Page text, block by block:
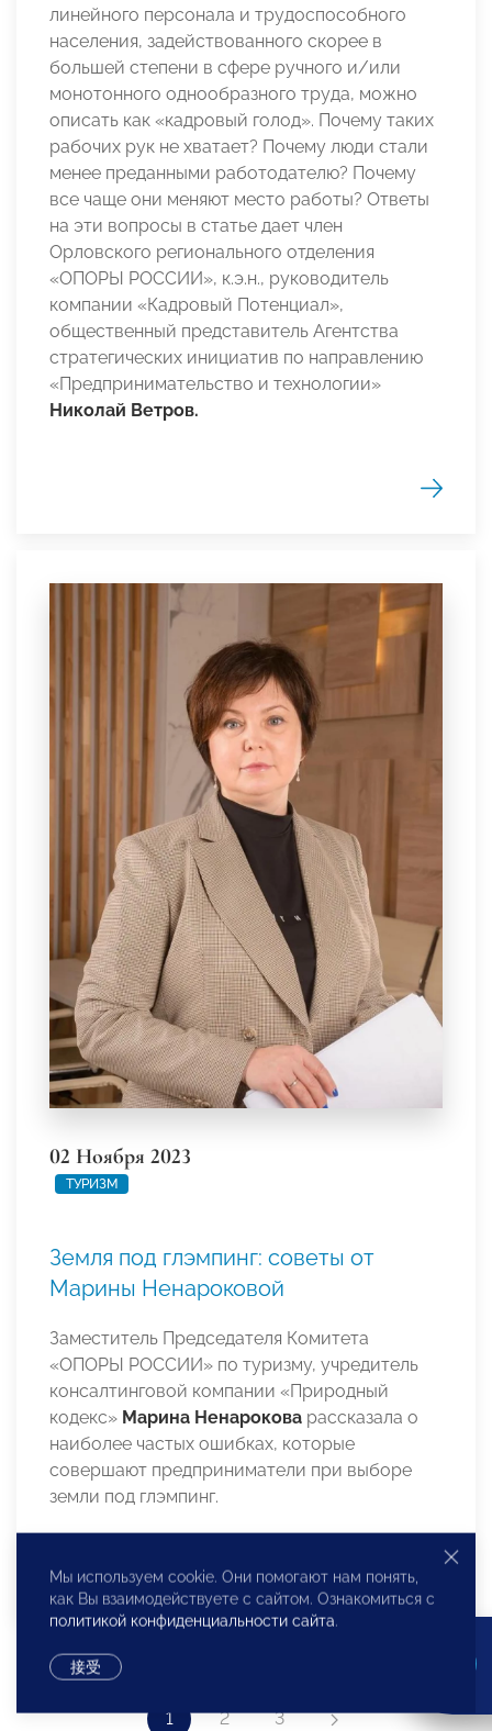
линейного персонала и трудоспособного
населения, задействованного скорее в
большей степени в сфере ручного и/или
монотонного однообразного труда, можно
описать как «кадровый голод». Почему таких
рабочих рук не хватает? Почему люди стали
менее преданными работодателю? Почему
все чаще они меняют место работы? Ответы
на эти вопросы в статье дает член
Орловского регионального отделения
«ОПОРЫ РОССИИ», к.э.н., руководитель
компании «Кадровый Потенциал»,
общественный представитель Агентства
стратегических инициатив по направлению
«Предпринимательство и технологии»
Николай Ветров.
02 Ноября 2023
ТУРИЗМ
Земля под глэмпинг: советы от
Марины Ненароковой
Заместитель Председателя Комитета
«ОПОРЫ РОССИИ» по туризму, учредитель
консалтинговой компании «Природный
кодекс» Марина Ненарокова рассказала о
наиболее частых ошибках, которые
совершают предприниматели при выборе
земли под глэмпинг.
1 2 3
Мы используем cookie. Они помогают нам понять,
как Вы взаимодействуете с сайтом. Ознакомиться с
политикой конфиденциальности сайта.
接受